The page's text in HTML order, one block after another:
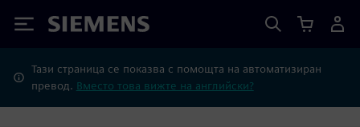
Siemens
Тази страница се показва с помощта на автоматизиран
превод. Вместо това вижте на английски?